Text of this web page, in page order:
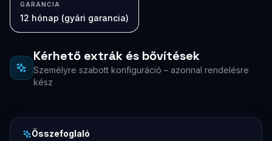
GARANCIA
12 hónap (gyári garancia)
Kérhető extrák és bővítések
Személyre szabott konfiguráció – azonnal rendelésre
kész
Összefoglaló